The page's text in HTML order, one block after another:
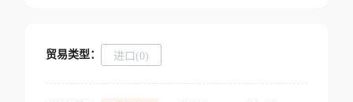
贸易类型： 进口(0)